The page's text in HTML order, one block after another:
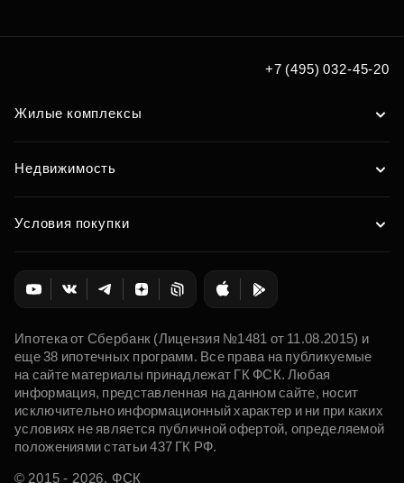
+7 (495) 032-45-20
Жилые комплексы
Недвижимость
Условия покупки
Ипотека от Сбербанк (Лицензия №1481 от 11.08.2015) и
еще 38 ипотечных программ. Все права на публикуемые
на сайте материалы принадлежат ГК ФСК. Любая
информация, представленная на данном сайте, носит
исключительно информационный характер и ни при каких
условиях не является публичной офертой, определяемой
положениями статьи 437 ГК РФ.
© 2015 - 2026. ФСК